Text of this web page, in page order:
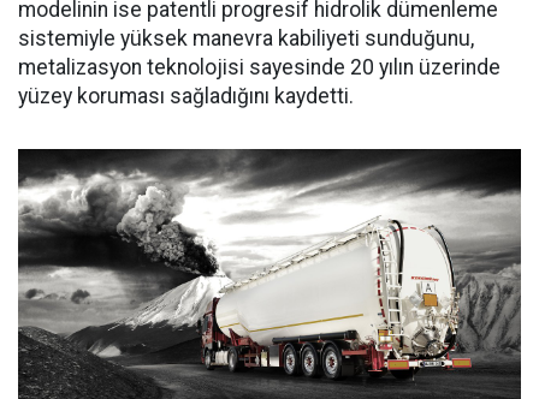
modelinin ise patent­li progresif hidrolik dümenleme
sistemiyle yüksek manevra kabi­liyeti sunduğunu,
metalizasyon teknolojisi sayesinde 20 yılın üze­rinde
yüzey koruması sağladığını kaydetti.